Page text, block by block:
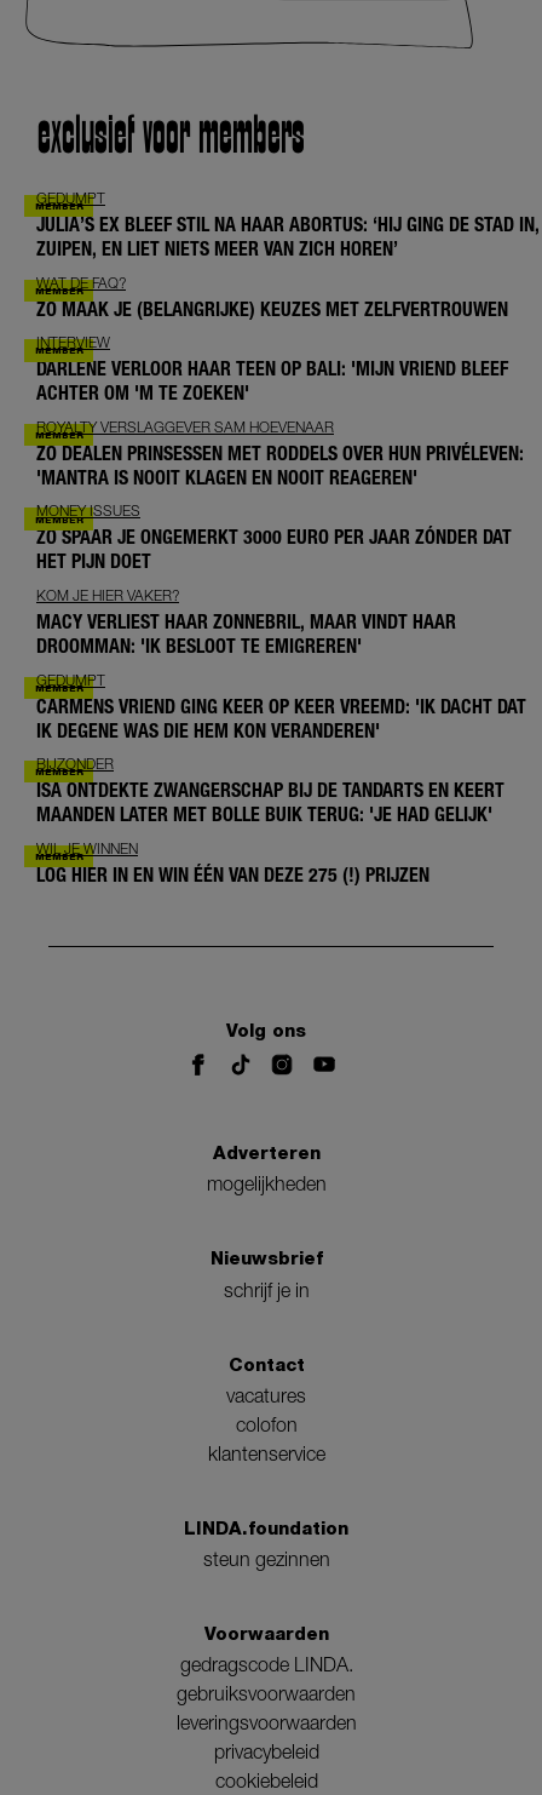
exclusief voor members
GEDUMPT
JULIA’S EX BLEEF STIL NA HAAR ABORTUS: ‘HIJ GING DE STAD IN,
ZUIPEN, EN LIET NIETS MEER VAN ZICH HOREN’
WAT DE FAQ?
ZO MAAK JE (BELANGRIJKE) KEUZES MET ZELFVERTROUWEN
INTERVIEW
DARLENE VERLOOR HAAR TEEN OP BALI: 'MIJN VRIEND BLEEF
ACHTER OM 'M TE ZOEKEN'
ROYALTY VERSLAGGEVER SAM HOEVENAAR
ZO DEALEN PRINSESSEN MET RODDELS OVER HUN PRIVÉLEVEN:
'MANTRA IS NOOIT KLAGEN EN NOOIT REAGEREN'
MONEY ISSUES
ZO SPAAR JE ONGEMERKT 3000 EURO PER JAAR ZÓNDER DAT
HET PIJN DOET
KOM JE HIER VAKER?
MACY VERLIEST HAAR ZONNEBRIL, MAAR VINDT HAAR
DROOMMAN: 'IK BESLOOT TE EMIGREREN'
GEDUMPT
CARMENS VRIEND GING KEER OP KEER VREEMD: 'IK DACHT DAT
IK DEGENE WAS DIE HEM KON VERANDEREN'
BIJZONDER
ISA ONTDEKTE ZWANGERSCHAP BIJ DE TANDARTS EN KEERT
MAANDEN LATER MET BOLLE BUIK TERUG: 'JE HAD GELIJK'
WIL JE WINNEN
LOG HIER IN EN WIN ÉÉN VAN DEZE 275 (!) PRIJZEN
Volg ons
Adverteren
mogelijkheden
Nieuwsbrief
schrijf je in
Contact
vacatures
colofon
klantenservice
LINDA.foundation
steun gezinnen
Voorwaarden
gedragscode LINDA.
gebruiksvoorwaarden
leveringsvoorwaarden
privacybeleid
cookiebeleid